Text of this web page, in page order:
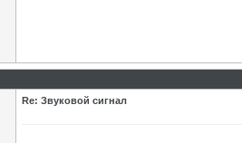
Re: Звуковой сигнал